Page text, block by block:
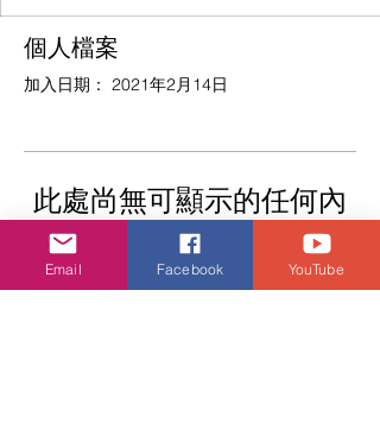
個人檔案
加入日期： 2021年2月14日
此處尚無可顯示的任何內
容
此會員新增自己的相關資訊時，您將在
Email Facebook YouTube